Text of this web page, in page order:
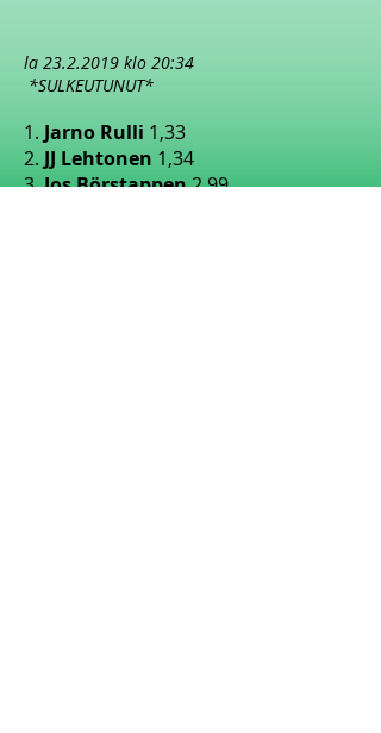
la 23.2.2019 klo 20:34
*SULKEUTUNUT*
1. Jarno Rulli 1,33
2. JJ Lehtonen 1,34
3.Jos Börstappen2,99